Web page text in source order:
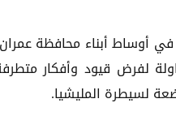
أبناء محافظة
لفرض قيود وأفكار
لسيطرة المليشيا.